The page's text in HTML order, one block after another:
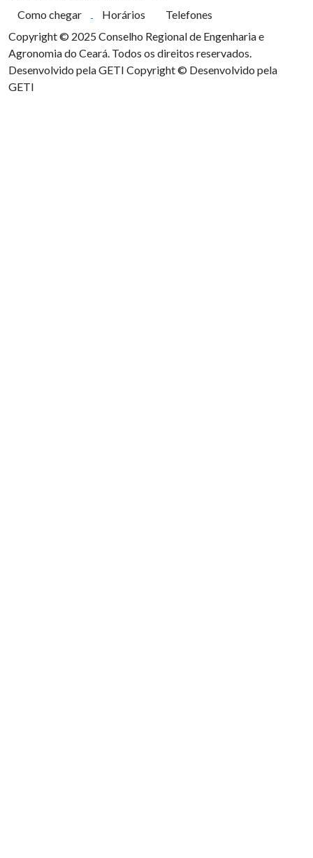
Como chegar
Horários
Telefones
Copyright © 2025 Conselho Regional de Engenharia e
Agronomia do Ceará. Todos os direitos reservados.
Desenvolvido pela GETI Copyright © Desenvolvido pela
GETI